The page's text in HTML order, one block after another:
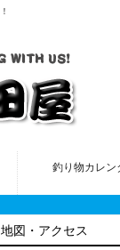
釣り物カレン
地図・アクセス